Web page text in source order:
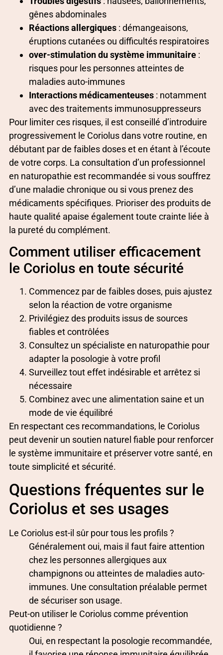
gênes abdominales
Réactions allergiques : démangeaisons,
éruptions cutanées ou difficultés respiratoires
over-stimulation du système immunitaire :
risques pour les personnes atteintes de
maladies auto-immunes
Interactions médicamenteuses : notamment
avec des traitements immunosuppresseurs
Pour limiter ces risques, il est conseillé d’introduire
progressivement le Coriolus dans votre routine, en
débutant par de faibles doses et en étant à l’écoute
de votre corps. La consultation d’un professionnel
en naturopathie est recommandée si vous souffrez
d’une maladie chronique ou si vous prenez des
médicaments spécifiques. Prioriser des produits de
haute qualité apaise également toute crainte liée à
la pureté du complément.
Comment utiliser efficacement
le Coriolus en toute sécurité
Commencez par de faibles doses, puis ajustez
selon la réaction de votre organisme
Privilégiez des produits issus de sources
fiables et contrôlées
Consultez un spécialiste en naturopathie pour
adapter la posologie à votre profil
Surveillez tout effet indésirable et arrêtez si
nécessaire
Combinez avec une alimentation saine et un
mode de vie équilibré
En respectant ces recommandations, le Coriolus
peut devenir un soutien naturel fiable pour renforcer
le système immunitaire et préserver votre santé, en
toute simplicité et sécurité.
Questions fréquentes sur le
Coriolus et ses usages
Le Coriolus est-il sûr pour tous les profils ?
Généralement oui, mais il faut faire attention
chez les personnes allergiques aux
champignons ou atteintes de maladies auto-
immunes. Une consultation préalable permet
de sécuriser son usage.
Peut-on utiliser le Coriolus comme prévention
quotidienne ?
Oui, en respectant la posologie recommandée,